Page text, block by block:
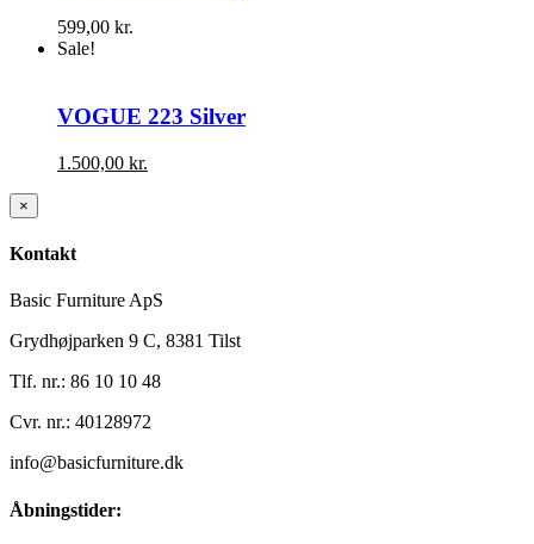
599,00 kr.
Sale!
VOGUE 223 Silver
1.500,00 kr.
Close
product
view
×
Kontakt
Basic Furniture ApS
Grydhøjparken 9 C, 8381 Tilst
Tlf. nr.: 86 10 10 48
Cvr. nr.: 40128972
info@basicfurniture.dk
Åbningstider: